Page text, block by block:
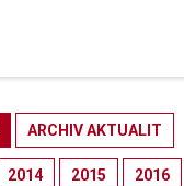
ARCHIV AKTUALIT
2014 2015 2016